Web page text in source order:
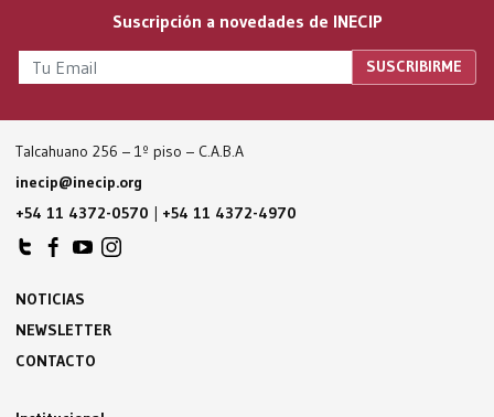
Suscripción a novedades de INECIP
Talcahuano 256 – 1º piso – C.A.B.A
inecip@inecip.org
+54 11 4372-0570 | +54 11 4372-4970
NOTICIAS
NEWSLETTER
CONTACTO